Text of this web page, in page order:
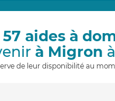
57 aides à
à Migron
de leur disponibilité au